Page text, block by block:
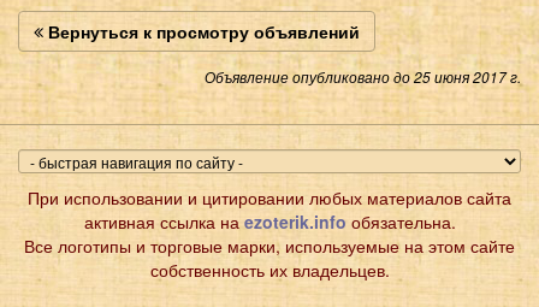
Вернуться к просмотру объявлений
Объявление опубликовано до 25 июня 2017 г.
При использовании и цитировании любых материалов сайта
активная ссылка на ezoterik.info обязательна.
Все логотипы и торговые марки, используемые на этом сайте
собственность их владельцев.